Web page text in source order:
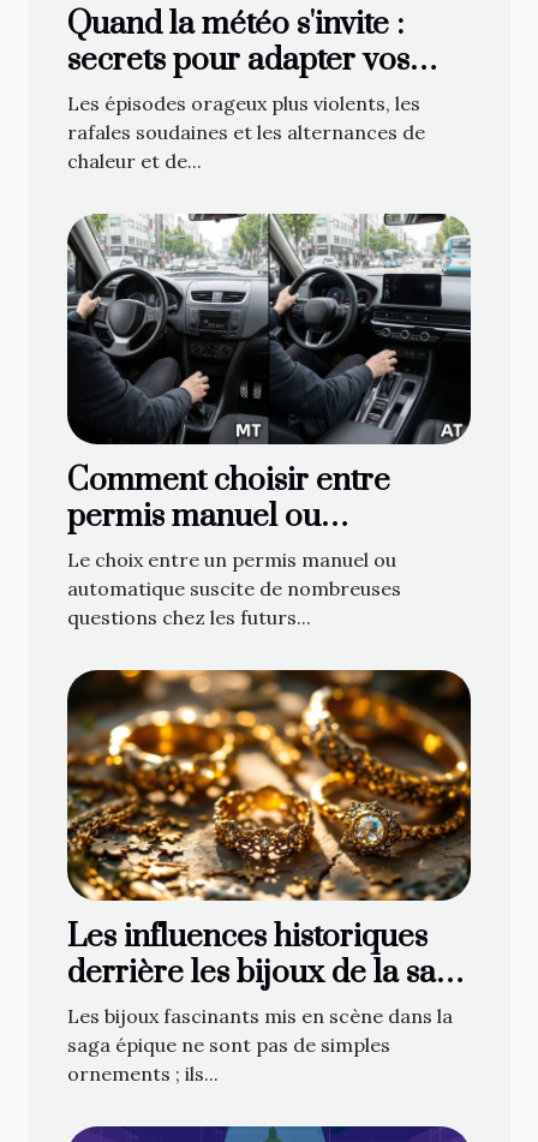
Quand la météo s'invite :
secrets pour adapter vos
bâches face aux caprices du
temps
Les épisodes orageux plus violents, les
rafales soudaines et les alternances de
chaleur et de...
Comment choisir entre
permis manuel ou
automatique ?
Le choix entre un permis manuel ou
automatique suscite de nombreuses
questions chez les futurs...
Les influences historiques
derrière les bijoux de la saga
épique
Les bijoux fascinants mis en scène dans la
saga épique ne sont pas de simples
ornements ; ils...